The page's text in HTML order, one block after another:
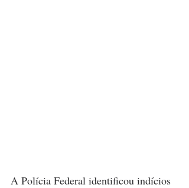
A Polícia Federal identificou indícios